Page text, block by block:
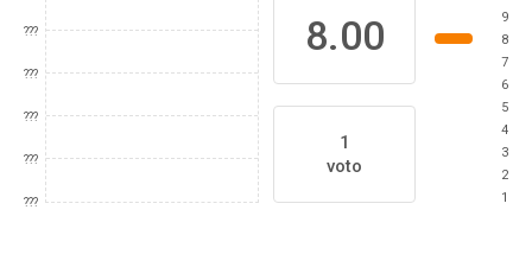
???
???
???
???
???
8.00
1
voto
9
8
7
6
5
4
3
2
1